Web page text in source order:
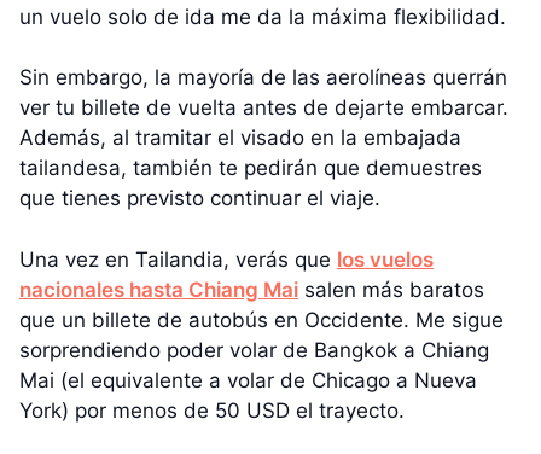
un vuelo solo de ida me da la máxima flexibilidad.
Sin embargo, la mayoría de las aerolíneas querrán
ver tu billete de vuelta antes de dejarte embarcar.
Además, al tramitar el visado en la embajada
tailandesa, también te pedirán que demuestres
que tienes previsto continuar el viaje.
Una vez en Tailandia, verás que los vuelos
nacionales hasta Chiang Mai salen más baratos
que un billete de autobús en Occidente. Me sigue
sorprendiendo poder volar de Bangkok a Chiang
Mai (el equivalente a volar de Chicago a Nueva
York) por menos de 50 USD el trayecto.